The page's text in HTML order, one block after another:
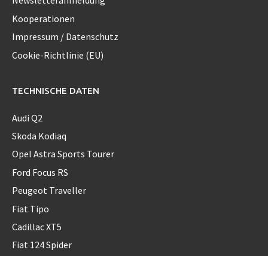
Kooperationen
Impressum / Datenschutz
Cookie-Richtlinie (EU)
TECHNISCHE DATEN
Audi Q2
Skoda Kodiaq
Opel Astra Sports Tourer
Ford Focus RS
Peugeot Traveller
Fiat Tipo
Cadillac XT5
Fiat 124 Spider